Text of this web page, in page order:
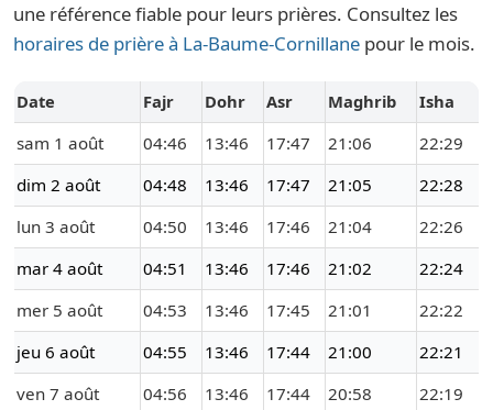
une référence fiable pour leurs prières. Consultez les
horaires de prière à La-Baume-Cornillane pour le mois.
Date Fajr Dohr Asr Maghrib
Isha
sam 1 août
04:46 13:46 17:47 21:06
22:29
dim 2 août
04:48 13:46 17:47 21:05
22:28
lun 3 août
04:50 13:46 17:46 21:04
22:26
mar 4 août
04:51 13:46 17:46 21:02
22:24
mer 5 août
04:53 13:46 17:45 21:01
22:22
jeu 6 août
04:55 13:46 17:44 21:00
22:21
ven 7 août
04:56 13:46 17:44 20:58
22:19